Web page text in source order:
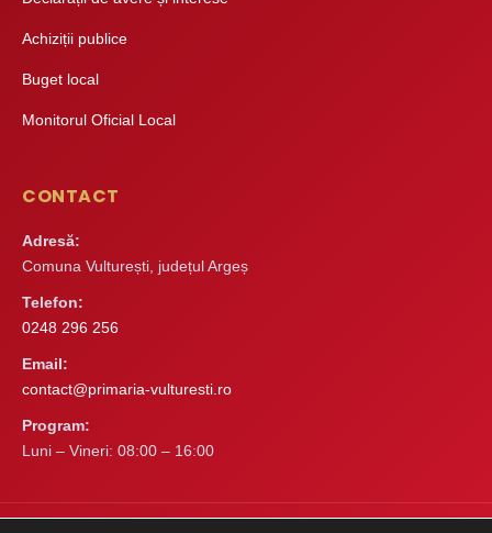
Achiziții publice
Buget local
Monitorul Oficial Local
CONTACT
Adresă:
Comuna Vulturești, județul Argeș
Telefon:
0248 296 256
Email:
contact@primaria-vulturesti.ro
Program:
Luni – Vineri: 08:00 – 16:00